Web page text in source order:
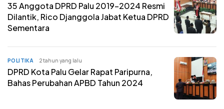
35 Anggota DPRD Palu 2019-2024 Resmi
Dilantik, Rico Djanggola Jabat Ketua DPRD
Sementara
POLITIKA 2 tahun yang lalu
DPRD Kota Palu Gelar Rapat Paripurna,
Bahas Perubahan APBD Tahun 2024